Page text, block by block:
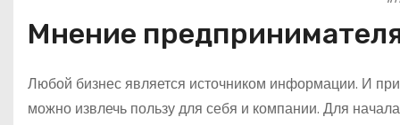
Мнение
Любой бизнес является источником информации. И
можно извлечь пользу для себя и компании. Для